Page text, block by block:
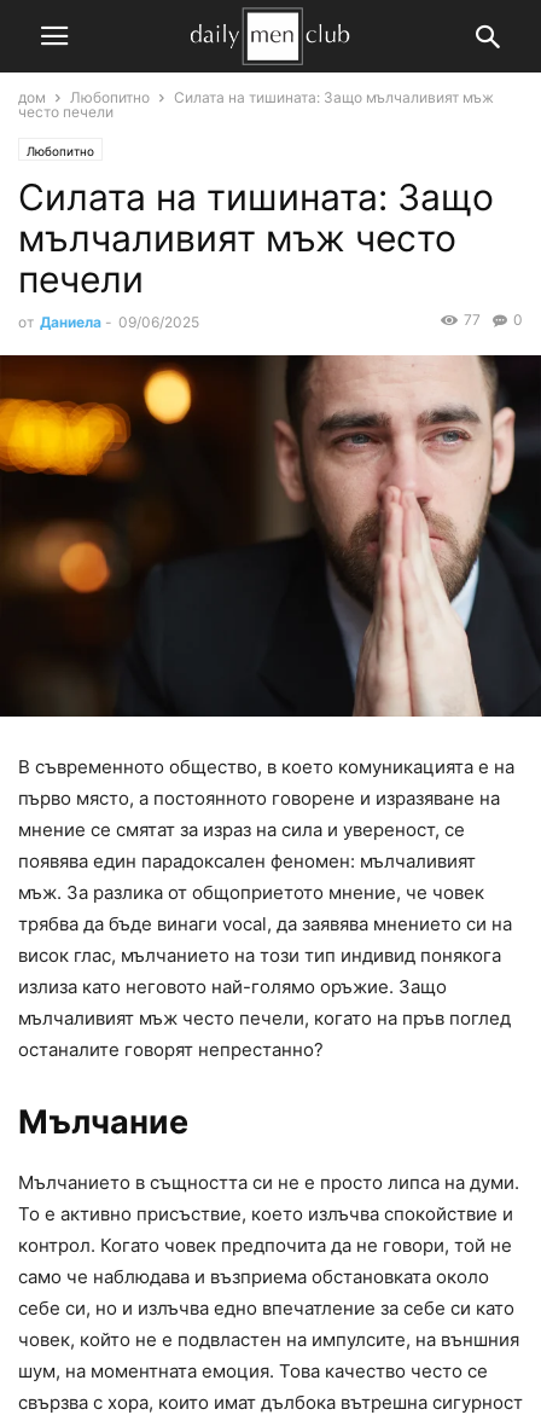
дом Любопитно
Силата на тишината: Защо мълчаливият мъж
често печели
Любопитно
Силата на тишината: Защо
мълчаливият мъж често
печели
от Даниела - 09/06/2025 0
77
В съвременното общество, в което комуникацията е на
първо място, а постоянното говорене и изразяване на
мнение се смятат за израз на сила и увереност, се
появява един парадоксален феномен: мълчаливият
мъж. За разлика от общоприетото мнение, че човек
трябва да бъде винаги vocal, да заявява мнението си на
висок глас, мълчанието на този тип индивид понякога
излиза като неговото най-голямо оръжие. Защо
мълчаливият мъж често печели, когато на пръв поглед
останалите говорят непрестанно?
Мълчание
Мълчанието в същността си не е просто липса на думи.
То е активно присъствие, което излъчва спокойствие и
контрол. Когато човек предпочита да не говори, той не
само че наблюдава и възприема обстановката около
себе си, но и излъчва едно впечатление за себе си като
човек, който не е подвластен на импулсите, на външния
шум, на моментната емоция. Това качество често се
свързва с хора, които имат дълбока вътрешна сигурност